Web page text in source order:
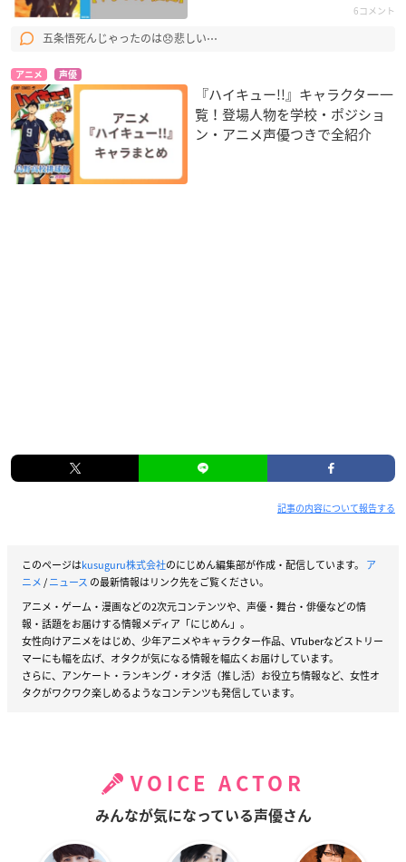
6コメント
五条悟死んじゃったのは😞悲しい⋯
アニメ 声優
『ハイキュー!!』キャラクター一
覧！登場人物を学校・ポジショ
ン・アニメ声優つきで全紹介
記事の内容について報告する
このページはkusuguru株式会社のにじめん編集部が作成・配信しています。 ア
ニメ/ニュース の最新情報はリンク先をご覧ください。
アニメ・ゲーム・漫画などの2次元コンテンツや、声優・舞台・俳優などの情
報・話題をお届けする情報メディア「にじめん」。
女性向けアニメをはじめ、少年アニメやキャラクター作品、VTuberなどストリー
マーにも幅を広げ、オタクが気になる情報を幅広くお届けしています。
さらに、アンケート・ランキング・オタ活（推し活）お役立ち情報など、女性オ
タクがワクワク楽しめるようなコンテンツも発信しています。
VOICE ACTOR
みんなが気になっている声優さん